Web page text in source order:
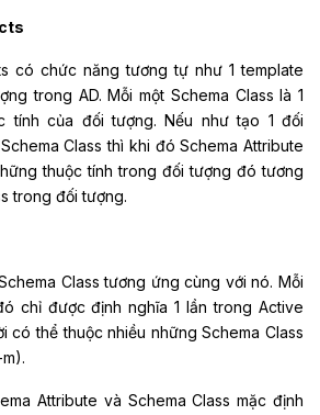
có chức năng tương tự như 1 template
trong AD. Mỗi một Schema Class là 1
tính của đối tượng. Nếu như tạo 1 đối
Class thì khi đó Schema Attribute
thuộc tính trong đối tượng đó tương
trong đối tượng.
Class tương ứng cùng với nó. Mỗi
chỉ được định nghĩa 1 lần trong Active
có thể thuộc nhiều những Schema Class
Attribute và Schema Class mặc định